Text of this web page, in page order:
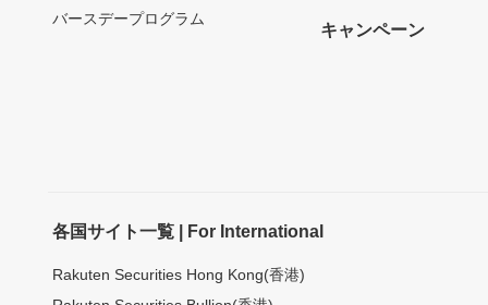
バースデープログラム
キャンペーン
各国サイト一覧 | For International
Rakuten Securities Hong Kong(香港)